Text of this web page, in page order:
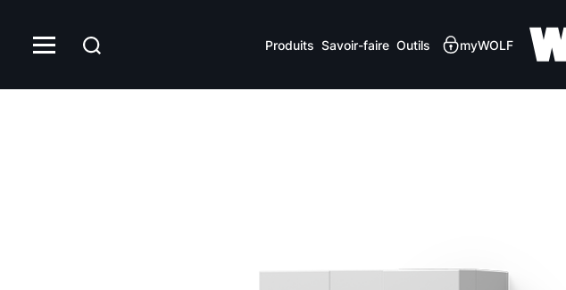
Produits Savoir-faire Outils myWOLF